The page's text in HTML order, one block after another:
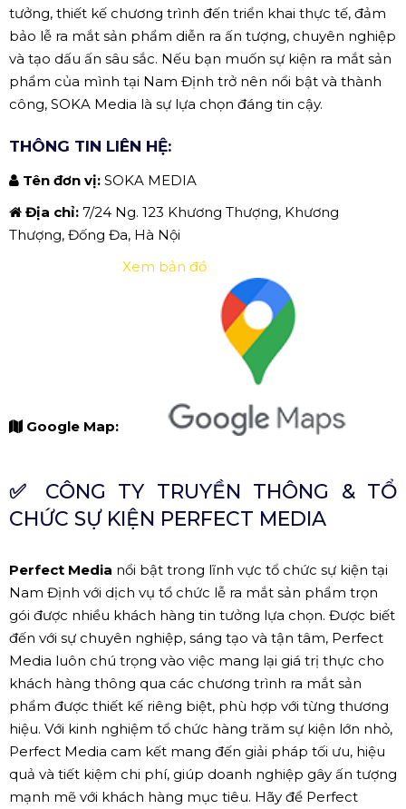
tưởng, thiết kế chương trình đến triển khai thực tế, đảm
bảo lễ ra mắt sản phẩm diễn ra ấn tượng, chuyên nghiệp
và tạo dấu ấn sâu sắc. Nếu bạn muốn sự kiện ra mắt sản
phẩm của mình tại Nam Định trở nên nổi bật và thành
công, SOKA Media là sự lựa chọn đáng tin cậy.
THÔNG TIN LIÊN HỆ:
Tên đơn vị: SOKA MEDIA
Địa chỉ: 7/24 Ng. 123 Khương Thượng, Khương
Thượng, Đống Đa, Hà Nội
Google Map:
Xem bản đồ
✅ CÔNG TY TRUYỀN THÔNG & TỔ
CHỨC SỰ KIỆN PERFECT MEDIA
Perfect Media nổi bật trong lĩnh vực tổ chức sự kiện tại
Nam Định với dịch vụ tổ chức lễ ra mắt sản phẩm trọn
gói được nhiều khách hàng tin tưởng lựa chọn. Được biết
đến với sự chuyên nghiệp, sáng tạo và tận tâm, Perfect
Media luôn chú trọng vào việc mang lại giá trị thực cho
khách hàng thông qua các chương trình ra mắt sản
phẩm được thiết kế riêng biệt, phù hợp với từng thương
hiệu. Với kinh nghiệm tổ chức hàng trăm sự kiện lớn nhỏ,
Perfect Media cam kết mang đến giải pháp tối ưu, hiệu
quả và tiết kiệm chi phí, giúp doanh nghiệp gây ấn tượng
mạnh mẽ với khách hàng mục tiêu. Hãy để Perfect